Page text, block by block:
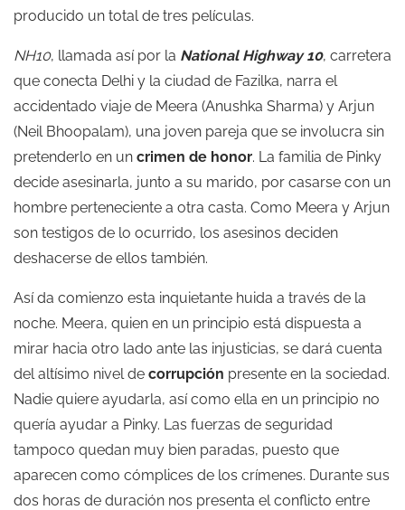
producido un total de tres películas.
NH10, llamada así por la National Highway 10, carretera
que conecta Delhi y la ciudad de Fazilka, narra el
accidentado viaje de Meera (Anushka Sharma) y Arjun
(Neil Bhoopalam), una joven pareja que se involucra sin
pretenderlo en un crimen de honor. La familia de Pinky
decide asesinarla, junto a su marido, por casarse con un
hombre perteneciente a otra casta. Como Meera y Arjun
son testigos de lo ocurrido, los asesinos deciden
deshacerse de ellos también.
Así da comienzo esta inquietante huida a través de la
noche. Meera, quien en un principio está dispuesta a
mirar hacia otro lado ante las injusticias, se dará cuenta
del altísimo nivel de corrupción presente en la sociedad.
Nadie quiere ayudarla, así como ella en un principio no
quería ayudar a Pinky. Las fuerzas de seguridad
tampoco quedan muy bien paradas, puesto que
aparecen como cómplices de los crímenes. Durante sus
dos horas de duración nos presenta el conflicto entre